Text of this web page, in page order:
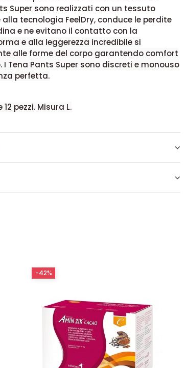
Super sono realizzati con un tessuto
tecnologia FeelDry, conduce le perdite
e ne evitano il contatto con la
e alla leggerezza incredibile si
alle forme del corpo garantendo comfort
Tena Pants Super sono discreti e monouso
perfetta.
pezzi. Misura L.
-42%